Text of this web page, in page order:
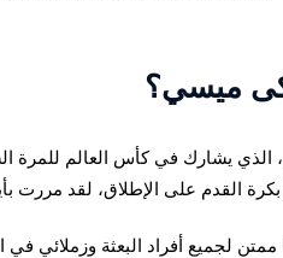
ميسي؟
الذي يشارك في كأس العالم للمرة
بكرة القدم على الإطلاق، لقد مررت
لجميع أفراد البعثة وزملائي في